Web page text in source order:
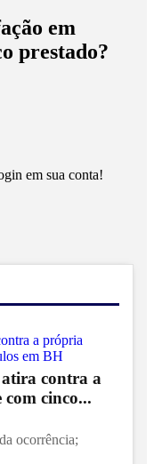
em
prestado?
em sua conta!
contra a
com cinco...
ocorrência;